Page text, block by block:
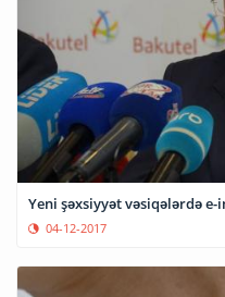
Yeni şəxsiyyət vəsiqələrdə
04-12-2017